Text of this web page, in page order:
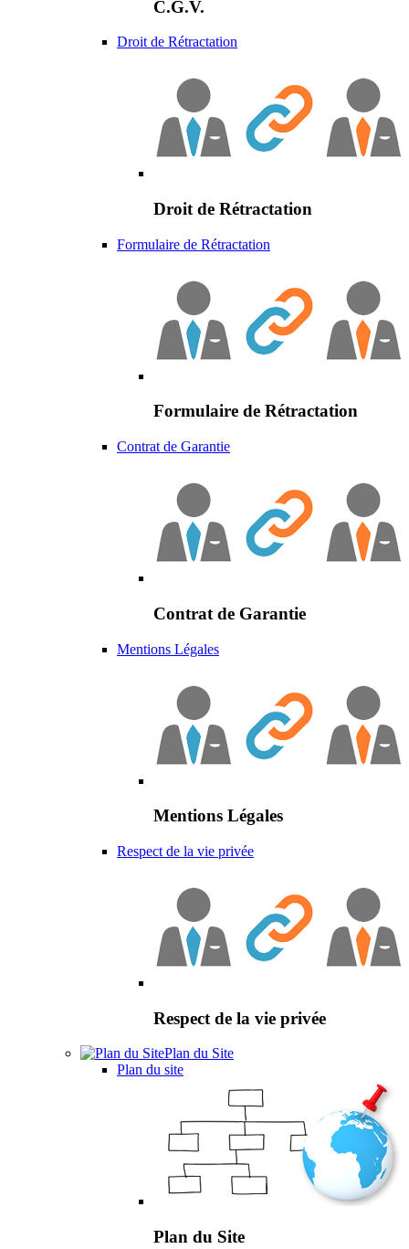
C.G.V.
Droit de Rétractation
Droit de Rétractation
Formulaire de Rétractation
Formulaire de Rétractation
Contrat de Garantie
Contrat de Garantie
Mentions Légales
Mentions Légales
Respect de la vie privée
Respect de la vie privée
Plan du Site
Plan du site
Plan du Site